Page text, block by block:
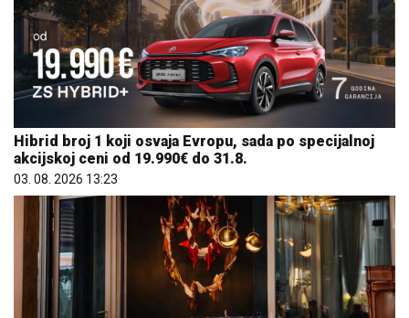
Hibrid broj 1 koji osvaja Evropu, sada po specijalnoj
akcijskoj ceni od 19.990€ do 31.8.
03. 08. 2026 13:23